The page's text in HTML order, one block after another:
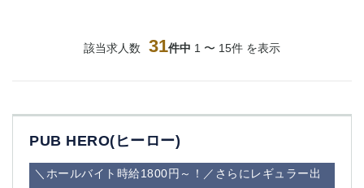
該当求人数 31件中 1 〜 15件 を表示
PUB HERO(ヒーロー)
＼ホールバイト時給1800円～！／さらにレギュラー出
五反田
①六本木 ②西麻布
大山
赤坂
高円寺
蒲田東口
多摩センター